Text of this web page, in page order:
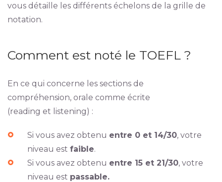
vous détaille les différents échelons de la grille de
notation.
Comment est noté le TOEFL ?
En ce qui concerne les sections de
compréhension, orale comme écrite
(reading et listening) :
Si vous avez obtenu entre 0 et 14/30, votre
niveau est faible.
Si vous avez obtenu entre 15 et 21/30, votre
niveau est passable.